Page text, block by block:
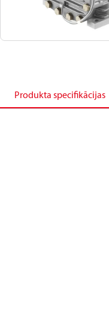
Produkta specifikācijas